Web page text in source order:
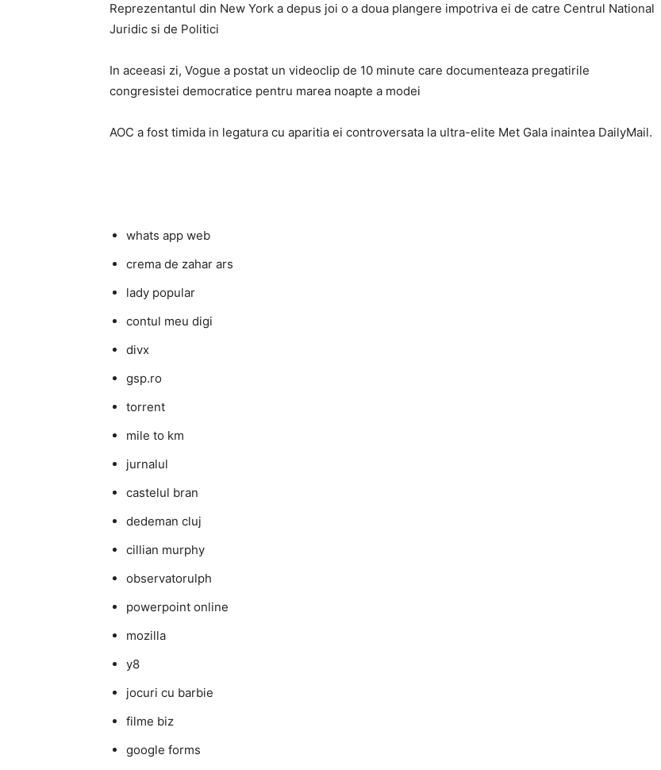
Reprezentantul din New York a depus joi o a doua plangere impotriva ei de catre Centrul National
Juridic si de Politici
In aceeasi zi, Vogue a postat un videoclip de 10 minute care documenteaza pregatirile
congresistei democratice pentru marea noapte a modei
AOC a fost timida in legatura cu aparitia ei controversata la ultra-elite Met Gala inaintea DailyMail.
whats app web
crema de zahar ars
lady popular
contul meu digi
divx
gsp.ro
torrent
mile to km
jurnalul
castelul bran
dedeman cluj
cillian murphy
observatorulph
powerpoint online
mozilla
y8
jocuri cu barbie
filme biz
google forms